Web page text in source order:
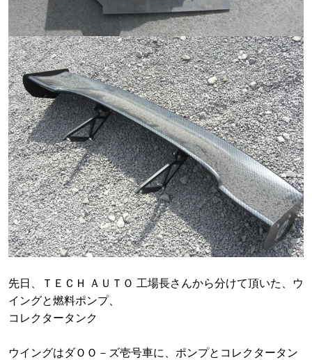
先日、ＴＥＣＨ ＡＵＴＯ 工場長さんから分けて頂いた、ウ
イングと燃料ポンプ、
コレクタータンク
ウイングはダＯＯ－ズ壱号車に、ポンプとコレクタータン